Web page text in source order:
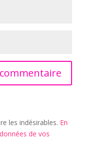
les indésirables. En
de vos